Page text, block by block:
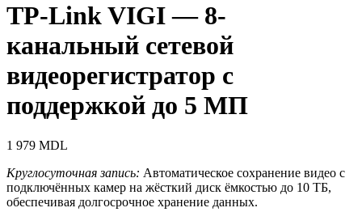
TP-Link VIGI — 8-
канальный сетевой
видеорегистратор с
поддержкой до 5 МП
1 979 MDL
Круглосуточная запись: Автоматическое сохранение видео с
подключённых камер на жёсткий диск ёмкостью до 10 ТБ,
обеспечивая долгосрочное хранение данных.